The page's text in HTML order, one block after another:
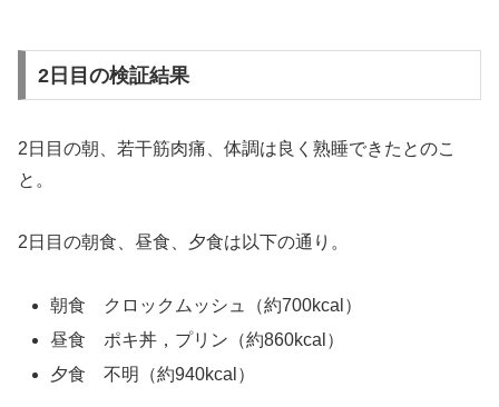
2日目の検証結果
2日目の朝、若干筋肉痛、体調は良く熟睡できたとのこ
と。
2日目の朝食、昼食、夕食は以下の通り。
朝食 クロックムッシュ（約700kcal）
昼食 ポキ丼，プリン（約860kcal）
夕食 不明（約940kcal）